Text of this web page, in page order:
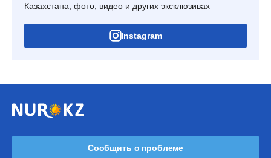
Казахстана, фото, видео и других эксклюзивах
Instagram
Сообщить о проблеме